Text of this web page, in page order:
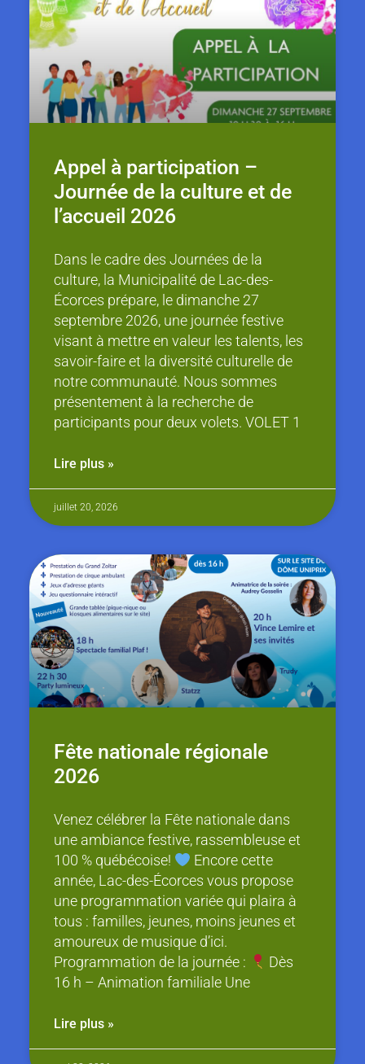
Appel à participation –
Journée de la culture et de
l’accueil 2026
Dans le cadre des Journées de la
culture, la Municipalité de Lac-des-
Écorces prépare, le dimanche 27
septembre 2026, une journée festive
visant à mettre en valeur les talents, les
savoir-faire et la diversité culturelle de
notre communauté. Nous sommes
présentement à la recherche de
participants pour deux volets. VOLET 1
Lire plus »
juillet 20, 2026
Fête nationale régionale
2026
Venez célébrer la Fête nationale dans
une ambiance festive, rassembleuse et
100 % québécoise!
Encore cette
année, Lac-des-Écorces vous propose
une programmation variée qui plaira à
tous : familles, jeunes, moins jeunes et
amoureux de musique d’ici.
Programmation de la journée :
Dès
16 h – Animation familiale Une
Lire plus »